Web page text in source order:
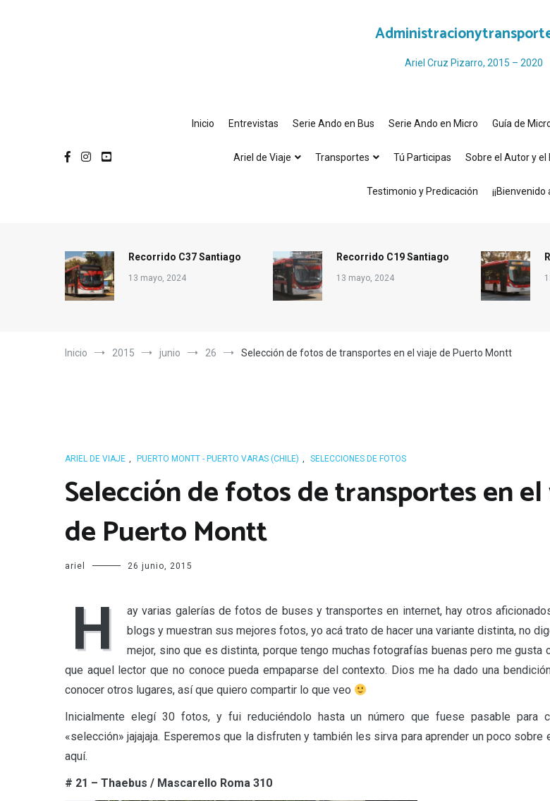
Ariel Cruz Pizarro, 2015 – 2020
Inicio Entrevistas Serie Ando en Bus Serie Ando en Micro Guía de
Ariel de Viaje Transportes Tú Participas Sobre el Autor y el
Testimonio y Predicación ¡¡Bienvenido
Recorrido C37 Santiago
13 mayo, 2024
Recorrido C19 Santiago
13 mayo, 2024
Inicio 2015 junio 26 Selección de fotos de transportes en el viaje de Puerto Montt
ARIEL DE VIAJE , PUERTO MONTT - PUERTO VARAS (CHILE) , SELECCIONES DE FOTOS
Selección de fotos de transportes en
de Puerto Montt
ariel 26 junio, 2015
H
ay varias galerías de fotos de buses y transportes en internet, hay otros
blogs y muestran sus mejores fotos, yo acá trato de hacer una variante distinta, no
mejor, sino que es distinta, porque tengo muchas fotografías buenas pero me gusta
que aquel lector que no conoce pueda empaparse del contexto. Dios me ha dado una
conocer otros lugares, así que quiero compartir lo que veo
Inicialmente elegí 30 fotos, y fui reduciéndolo hasta un número que fuese pasable para
«selección» jajajaja. Esperemos que la disfruten y también les sirva para aprender un poco sobre
aquí.
# 21 – Thaebus / Mascarello Roma 310